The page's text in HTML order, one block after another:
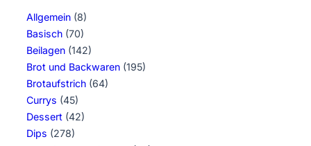
Allgemein (8)
Basisch (70)
Beilagen (142)
Brot und Backwaren (195)
Brotaufstrich (64)
Currys (45)
Dessert (42)
Dips (278)